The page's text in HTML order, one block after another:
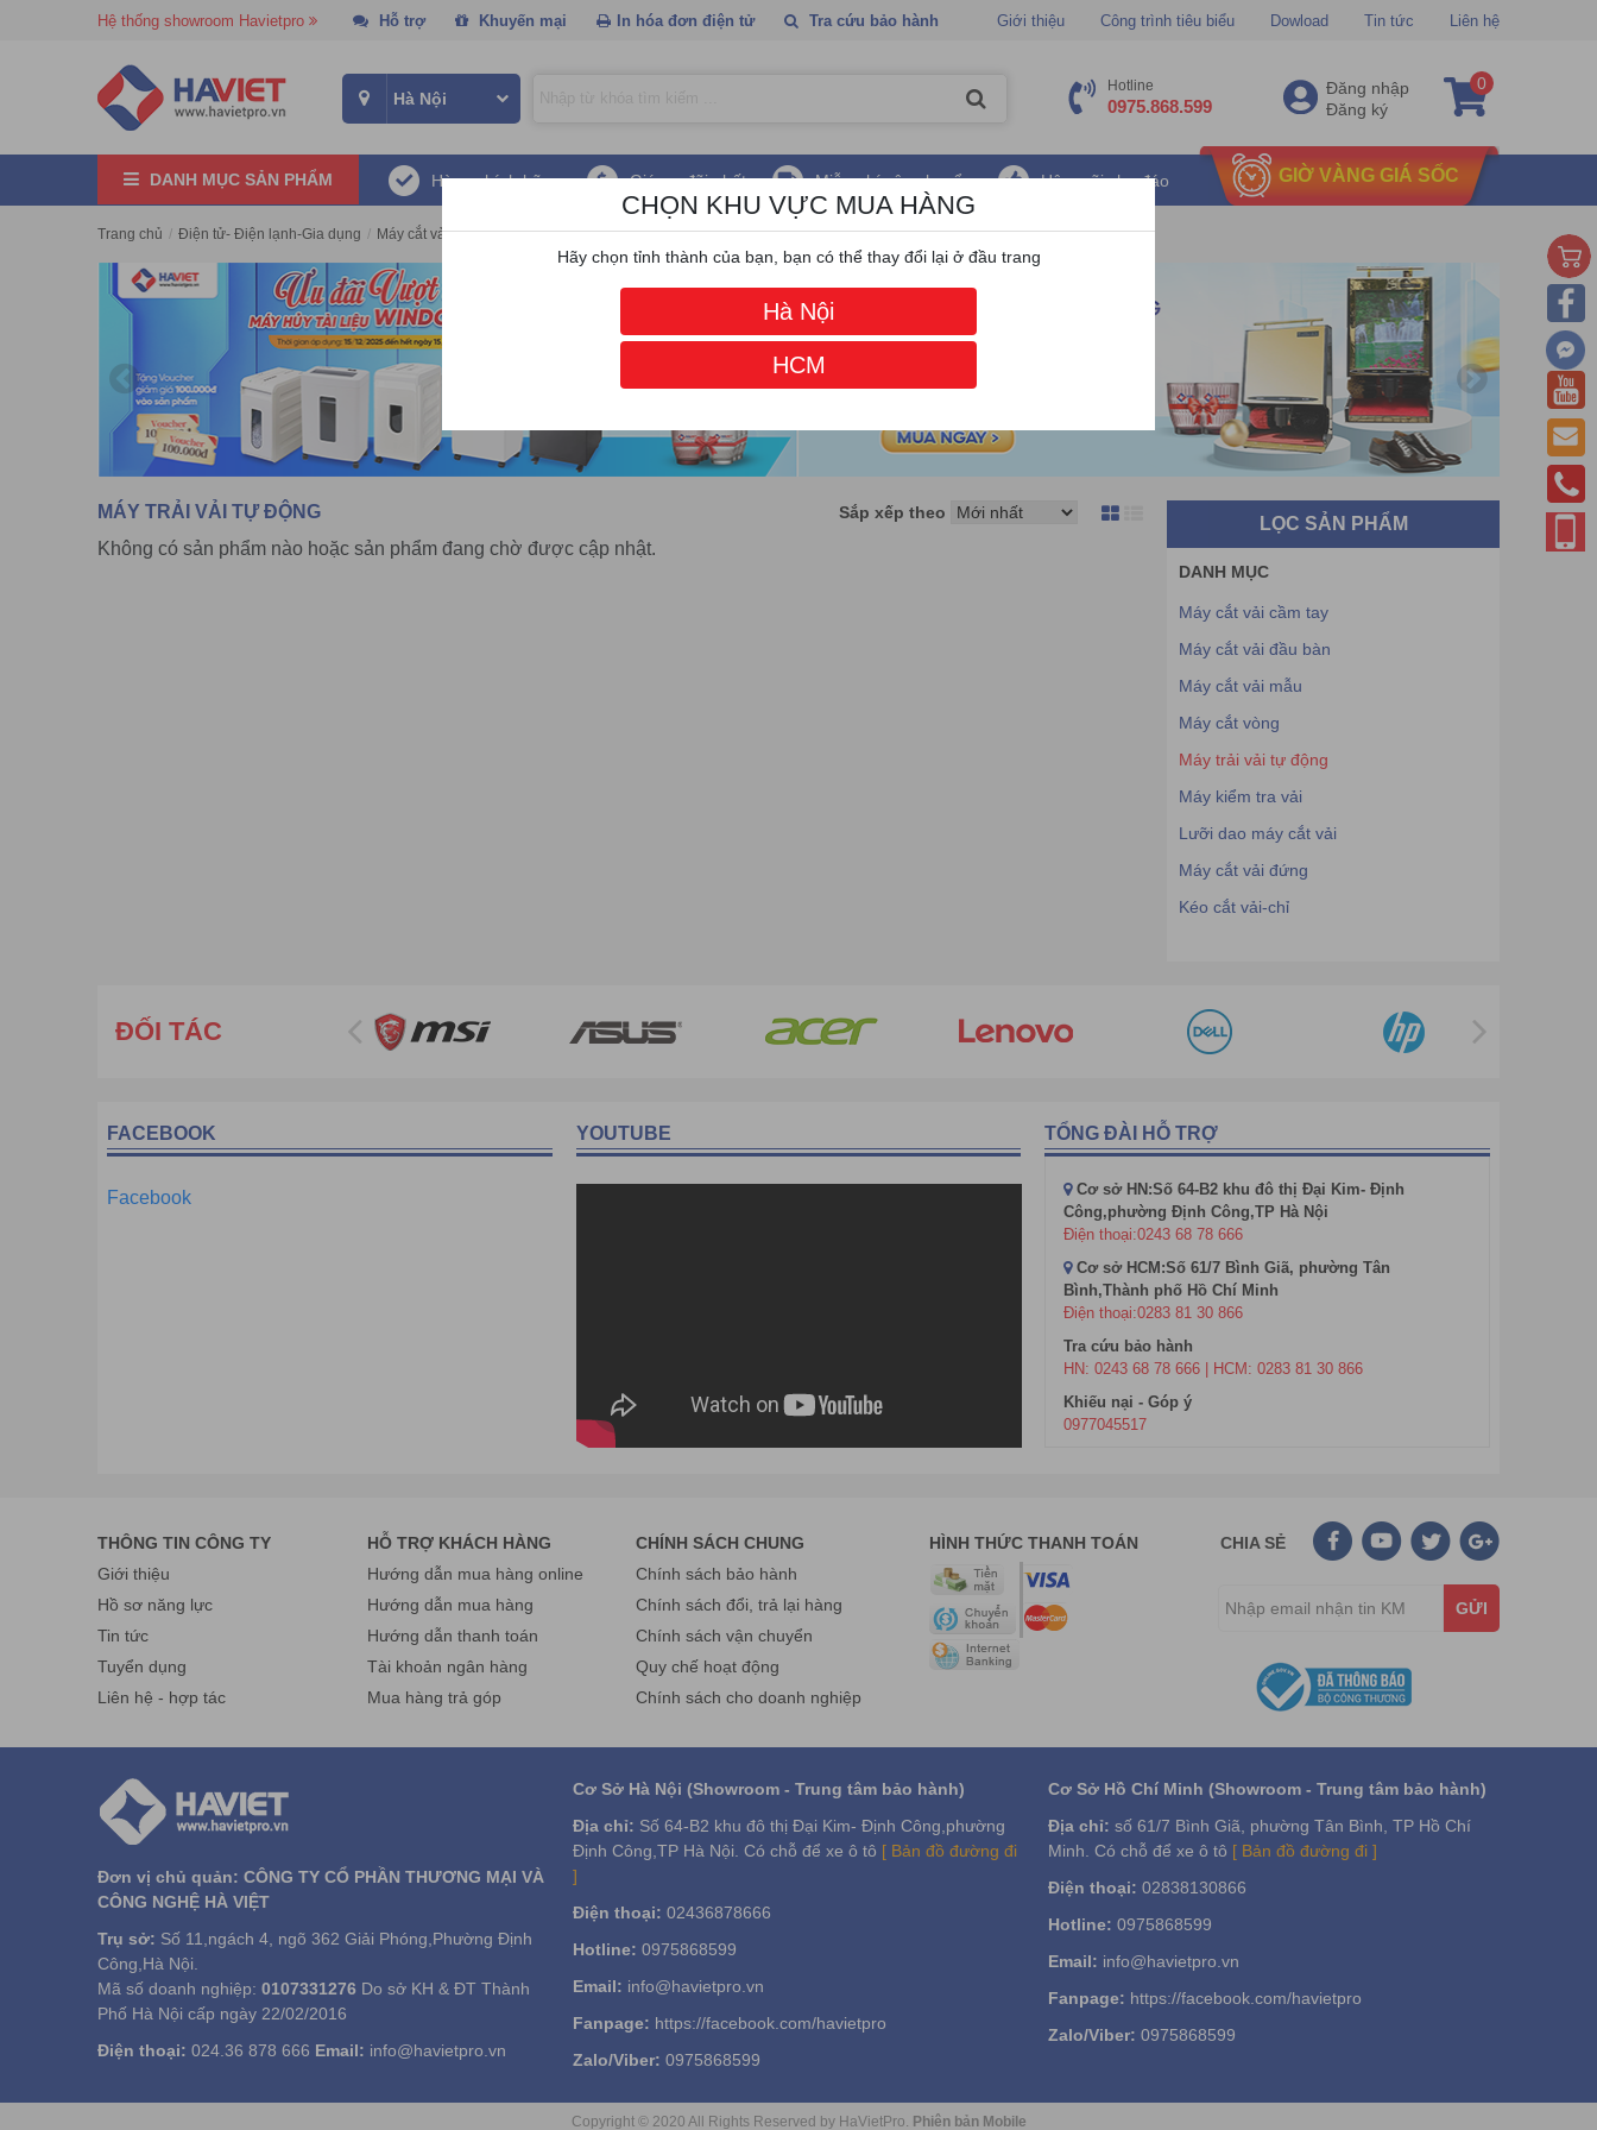
Hệ thống showroom Havietpro Hỗ trợ Khuyến mại In hóa đơn điện tử Tra cứu bảo hành Giới thiệu Công trình tiêu biểu Dowload Tin tức Liên hệ
Hotline
0975.868.599
Đăng nhập
Đăng ký
0
DANH MỤC SẢN PHẨM Hàng chính hãng Giá ưu đãi nhất Miễn phí vận chuyển Hậu mãi chu đáo GIỜ VÀNG GIÁ SỐC
Trang chủ / Điện tử- Điện lạnh-Gia dụng / Máy cắt vải / Máy trải vải tự động
MÁY TRẢI VẢI TỰ ĐỘNG Sắp xếp theo
Không có sản phẩm nào hoặc sản phẩm đang chờ được cập nhật.
LỌC SẢN PHẨM
DANH MỤC
Máy cắt vải cầm tay
Máy cắt vải đầu bàn
Máy cắt vải mẫu
Máy cắt vòng
Máy trải vải tự động
Máy kiểm tra vải
Lưỡi dao máy cắt vải
Máy cắt vải đứng
Kéo cắt vải-chỉ
ĐỐI TÁC
FACEBOOK
Facebook
YOUTUBE TỔNG ĐÀI HỖ TRỢ
Cơ sở HN:Số 64-B2 khu đô thị Đại Kim- Định
Công,phường Định Công,TP Hà Nội
Điện thoại:0243 68 78 666
Cơ sở HCM:Số 61/7 Bình Giã, phường Tân
Bình,Thành phố Hồ Chí Minh
Điện thoại:0283 81 30 866
Tra cứu bảo hành
HN: 0243 68 78 666 | HCM: 0283 81 30 866
Khiếu nại - Góp ý
0977045517
THÔNG TIN CÔNG TY
Giới thiệu
Hồ sơ năng lực
Tin tức
Tuyển dụng
Liên hệ - hợp tác
HỖ TRỢ KHÁCH HÀNG
Hướng dẫn mua hàng online
Hướng dẫn mua hàng
Hướng dẫn thanh toán
Tài khoản ngân hàng
Mua hàng trả góp
CHÍNH SÁCH CHUNG
Chính sách bảo hành
Chính sách đổi, trả lại hàng
Chính sách vận chuyển
Quy chế hoạt động
Chính sách cho doanh nghiệp
HÌNH THỨC THANH TOÁN CHIA SẺ
GỬI
Đơn vị chủ quản: CÔNG TY CỔ PHẦN THƯƠNG MẠI VÀ
CÔNG NGHỆ HÀ VIỆT
Trụ sở: Số 11,ngách 4, ngõ 362 Giải Phóng,Phường Định
Công,Hà Nội.
Mã số doanh nghiệp: 0107331276 Do sở KH & ĐT Thành
Phố Hà Nội cấp ngày 22/02/2016
Điện thoại: 024.36 878 666 Email: info@havietpro.vn
Cơ Sở Hà Nội (Showroom - Trung tâm bảo hành)
Địa chỉ: Số 64-B2 khu đô thị Đại Kim- Định Công,phường
Định Công,TP Hà Nội. Có chỗ để xe ô tô [ Bản đồ đường đi
]
Điện thoại: 02436878666
Hotline: 0975868599
Email: info@havietpro.vn
Fanpage: https://facebook.com/havietpro
Zalo/Viber: 0975868599
Cơ Sở Hồ Chí Minh (Showroom - Trung tâm bảo hành)
Địa chỉ: số 61/7 Bình Giã, phường Tân Bình, TP Hồ Chí
Minh. Có chỗ để xe ô tô [ Bản đồ đường đi ]
Điện thoại: 02838130866
Hotline: 0975868599
Email: info@havietpro.vn
Fanpage: https://facebook.com/havietpro
Zalo/Viber: 0975868599
Copyright © 2020 All Rights Reserved by HaVietPro. Phiên bản Mobile
CHỌN KHU VỰC MUA HÀNG
Hãy chọn tỉnh thành của bạn, bạn có thể thay đổi lại ở đầu trang
Hà Nội
HCM